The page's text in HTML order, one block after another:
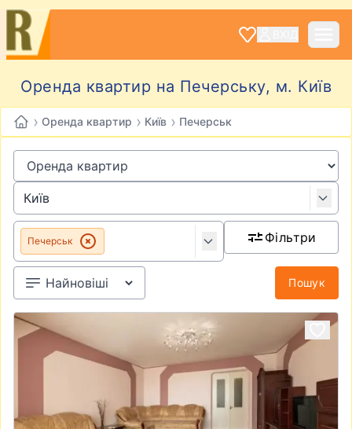
Оренда квартир на Печерську, м. Київ
› Оренда квартир › Київ › Печерськ
Печерськ Фільтри
Пошук